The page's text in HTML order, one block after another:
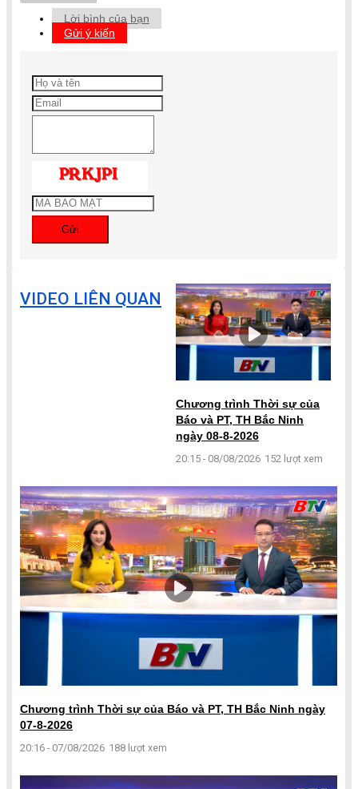
Lời bình của bạn
Gửi ý kiến
Gửi
VIDEO LIÊN QUAN
Chương trình Thời sự của
Báo và PT, TH Bắc Ninh
ngày 08-8-2026
20:15 - 08/08/2026 152 lượt xem
Chương trình Thời sự của Báo và PT, TH Bắc Ninh ngày
07-8-2026
20:16 - 07/08/2026 188 lượt xem